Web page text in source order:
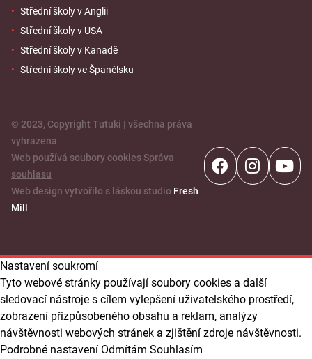
Střední školy v Anglii
Střední školy v USA
Střední školy v Kanadě
Střední školy ve Španělsku
© 2023, Copyright Tutuki | všechna práva
vyhrazena
Web používá soubory cookies Správa
souhlasu
Web design vytvořilo s láskou studio Fresh
Mill
Nastavení soukromí
Tyto webové stránky používají soubory cookies a další
sledovací nástroje s cílem vylepšení uživatelského prostředí,
zobrazení přizpůsobeného obsahu a reklam, analýzy
návštěvnosti webových stránek a zjištění zdroje návštěvnosti.
Podrobné nastavení Odmítám Souhlasím